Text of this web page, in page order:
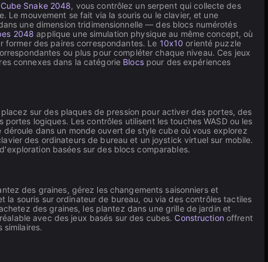
Cube Snake 2048, vous contrôlez un serpent qui collecte des
Le mouvement se fait via la souris ou le clavier, et une
une dimension tridimensionnelle — des blocs numérotés
2048 applique une simulation physique au même concept, où
former des paires correspondantes. Le 10x10 orienté puzzle
ou plus pour compléter chaque niveau. Ces jeux
connexes dans la catégorie Blocspour des expériences
sur des plaques de pression pour activer des portes, des
logiques. Les contrôles utilisent les touches WASD ou les
déroule dans un monde ouvert de style cube où vous explorez
des ordinateurs de bureau et un joystick virtuel sur mobile.
basées sur des blocs comparables.
des graines, gérez les changements saisonniers et
souris sur ordinateur de bureau, ou via des contrôles tactiles
des graines, les plantez dans une grille de jardin et
avec des jeux basés sur des cubes. Construction offrent
similaires.